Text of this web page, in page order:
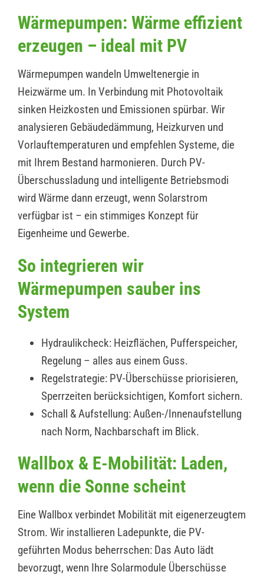
Wärmepumpen: Wärme effizient
erzeugen – ideal mit PV
Wärmepumpen wandeln Umweltenergie in
Heizwärme um. In Verbindung mit Photovoltaik
sinken Heizkosten und Emissionen spürbar. Wir
analysieren Gebäudedämmung, Heizkurven und
Vorlauftemperaturen und empfehlen Systeme, die
mit Ihrem Bestand harmonieren. Durch PV-
Überschussladung und intelligente Betriebsmodi
wird Wärme dann erzeugt, wenn Solarstrom
verfügbar ist – ein stimmiges Konzept für
Eigenheime und Gewerbe.
So integrieren wir
Wärmepumpen sauber ins
System
Hydraulikcheck: Heizflächen, Pufferspeicher,
Regelung – alles aus einem Guss.
Regelstrategie: PV-Überschüsse priorisieren,
Sperrzeiten berücksichtigen, Komfort sichern.
Schall & Aufstellung: Außen-/Innenaufstellung
nach Norm, Nachbarschaft im Blick.
Wallbox & E-Mobilität: Laden,
wenn die Sonne scheint
Eine Wallbox verbindet Mobilität mit eigenerzeugtem
Strom. Wir installieren Ladepunkte, die PV-
geführten Modus beherrschen: Das Auto lädt
bevorzugt, wenn Ihre Solarmodule Überschüsse